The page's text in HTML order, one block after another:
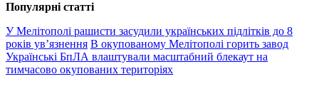
Популярнi статтi
У Мелітополі рашисти засудили українських підлітків до 8
років ув’язнення В окупованому Мелітополі горить завод
Українські БпЛА влаштували масштабний блекаут на
тимчасово окупованих територіях